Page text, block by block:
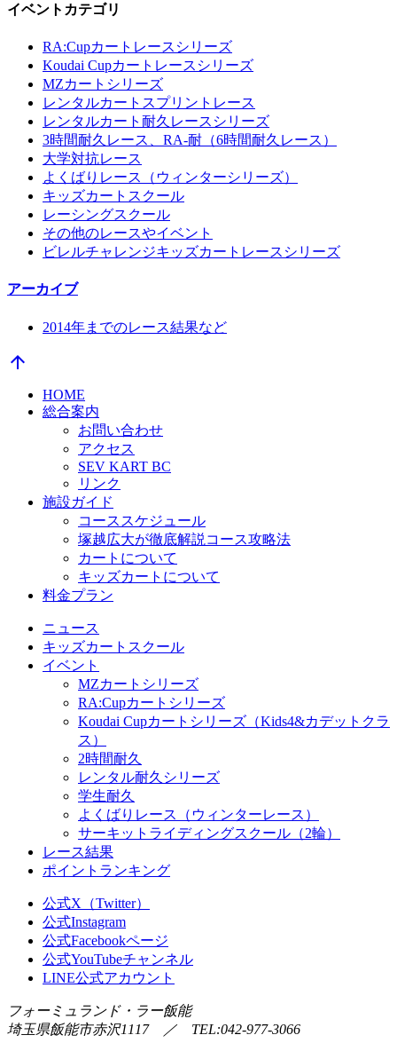
イベントカテゴリ
RA:Cupカートレースシリーズ
Koudai Cupカートレースシリーズ
MZカートシリーズ
レンタルカートスプリントレース
レンタルカート耐久レースシリーズ
3時間耐久レース、RA-耐（6時間耐久レース）
大学対抗レース
よくばりレース（ウィンターシリーズ）
キッズカートスクール
レーシングスクール
その他のレースやイベント
ビレルチャレンジキッズカートレースシリーズ
アーカイブ
2014年までのレース結果など
arrow_upward
HOME
総合案内
お問い合わせ
アクセス
SEV KART BC
リンク
施設ガイド
コーススケジュール
塚越広大が徹底解説コース攻略法
カートについて
キッズカートについて
料金プラン
ニュース
キッズカートスクール
イベント
MZカートシリーズ
RA:Cupカートシリーズ
Koudai Cupカートシリーズ（Kids4&カデットクラ
ス）
2時間耐久
レンタル耐久シリーズ
学生耐久
よくばりレース（ウィンターレース）
サーキットライディングスクール（2輪）
レース結果
ポイントランキング
公式X（Twitter）
公式Instagram
公式Facebookページ
公式YouTubeチャンネル
LINE公式アカウント
フォーミュランド・ラー飯能
埼玉県飯能市赤沢1117 ／ TEL:042-977-3066